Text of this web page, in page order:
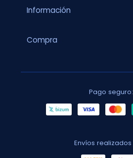
Información
Compra
Pago seguro:
Envíos realizados